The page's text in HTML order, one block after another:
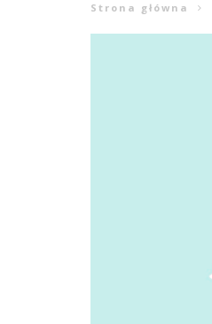
Strona główna